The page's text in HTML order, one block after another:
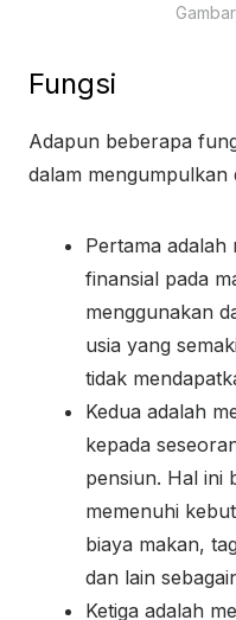
Fungsi
Adapun beberapa
dalam mengumpulkan
Pertama
finansial pada
menggunakan
usia yang
tidak
Kedua adalah
kepada
pensiun. Hal ini
memenuhi
biaya makan,
dan lain
Ketiga adalah